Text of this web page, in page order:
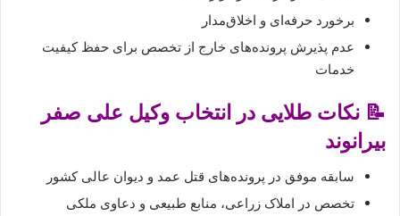
برخورد حرفه‌ای و اخلاق‌مدار
عدم پذیرش پرونده‌های خارج از تخصص برای حفظ کیفیت
خدمات
📝 نکات طلایی در انتخاب وکیل علی صفر
بیرانوند
سابقه موفق در پرونده‌های قتل عمد و دیوان عالی کشور
تخصص در املاک زراعی، منابع طبیعی و دعاوی ملکی